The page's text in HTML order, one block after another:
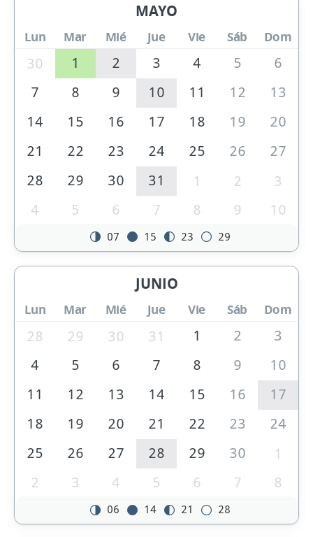
MAYO
Lun Mar Mié Jue Vie Sáb Dom
30 1 2 3 4 5
6
7
8 9 10 11 12
13
14
15 16 17 18 19
20
21
22 23 24 25 26
27
28
29 30 31 1 2
3
4
5 6 7 8 9 10
07 15 23 29
JUNIO
Lun Mar Mié Jue Vie Sáb Dom
28 29 30 31 1 2
3
4
5 6 7 8 9
10
11
12 13 14 15 16
17
18
19 20 21 22 23
24
25
26 27 28 29 30
1
2
3 4 5 6 7 8
06 14 21 28